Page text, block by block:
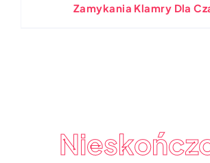
Zamykania Klamry Dla